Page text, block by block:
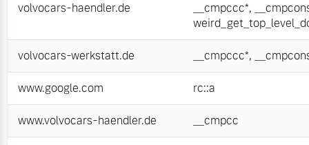
volvocars-haendler.de __cmpccc*,
volvocars-werkstatt.de __cmpccc*,
www.google.com rc::a
www.volvocars-haendler.de __cmpcc